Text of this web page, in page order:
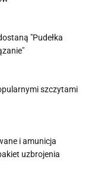
"Pudełka
szczytami
i amunicja
uzbrojenia